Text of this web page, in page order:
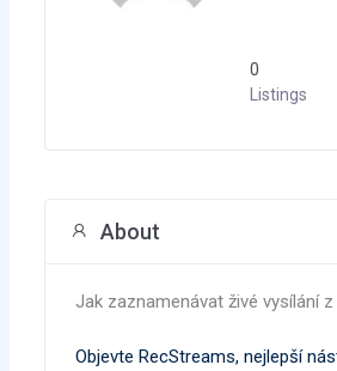
0
Listings
About
Jak zaznamenávat živé vysílání
Objevte RecStreams, nejlepší